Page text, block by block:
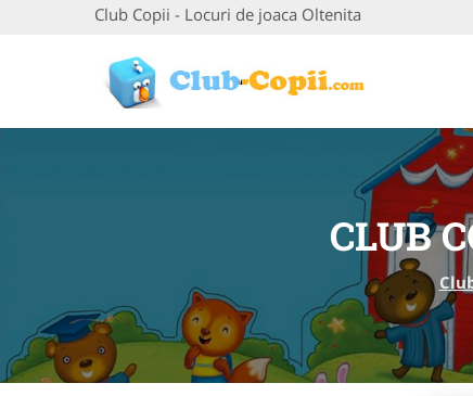
Club Copii - Locuri de joaca Oltenita
CLUB